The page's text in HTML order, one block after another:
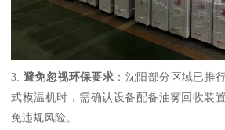
3. 避免忽视环保要求 ：沈阳部分区域已推
式模温机时，需确认设备配备油雾回收装
免违规风险。